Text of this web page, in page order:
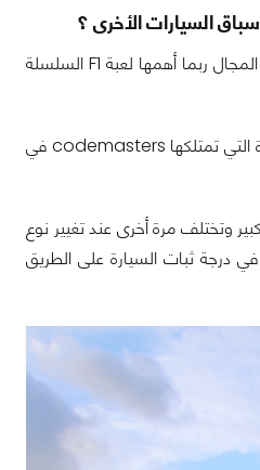
من المعروف أن الاستوديو والناشر codemasters هو الرائد في العاب محاكاة رياضة السباقات بإصدارات عديدة في هذا المجال ربما أهمها لعبة F1 السلسلة
سلسلة Dirt Rally هي من أفضل ما يمكن تقديمه من العاب المحاكاة لرياضة الرالي، وهو أمر ليس بعريب نظراً لسنين الخبرة التي تمتلكها codemasters في
وتختلف مرة أخرى عند تغيير نوع
درجة ثبات السيارة على الطريق